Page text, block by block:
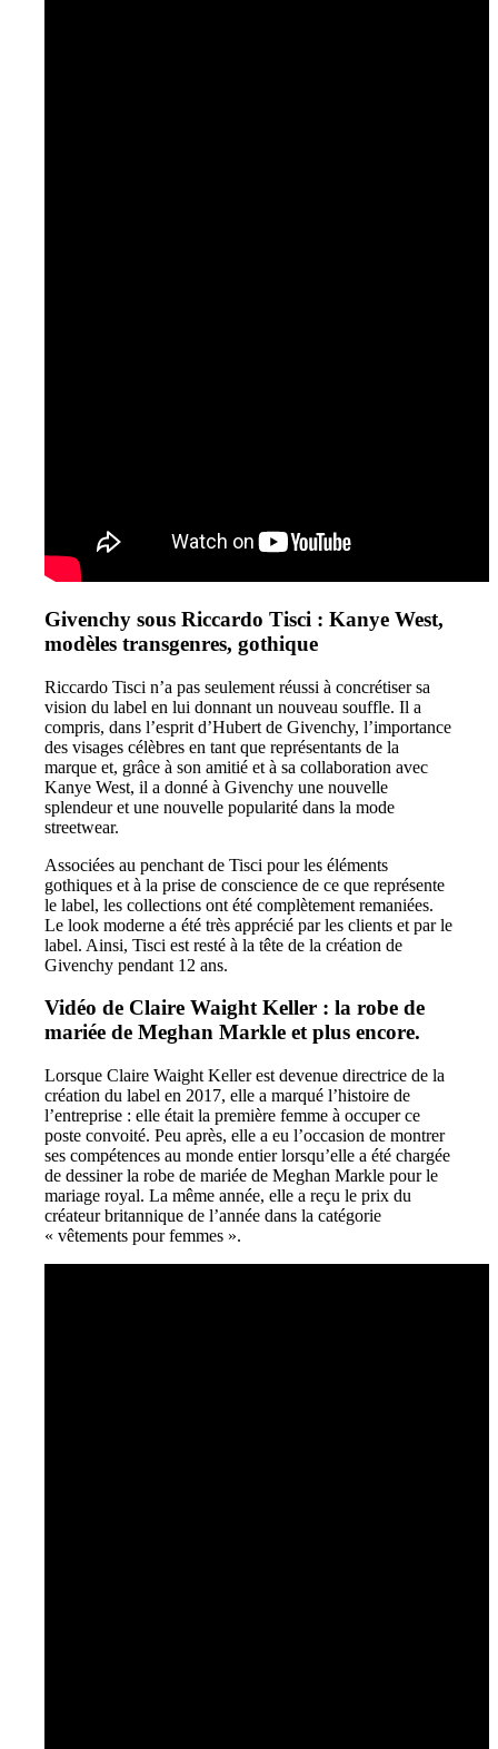
Givenchy sous Riccardo Tisci : Kanye West,
modèles transgenres, gothique
Riccardo Tisci n’a pas seulement réussi à concrétiser sa
vision du label en lui donnant un nouveau souffle. Il a
compris, dans l’esprit d’Hubert de Givenchy, l’importance
des visages célèbres en tant que représentants de la
marque et, grâce à son amitié et à sa collaboration avec
Kanye West, il a donné à Givenchy une nouvelle
splendeur et une nouvelle popularité dans la mode
streetwear.
Associées au penchant de Tisci pour les éléments
gothiques et à la prise de conscience de ce que représente
le label, les collections ont été complètement remaniées.
Le look moderne a été très apprécié par les clients et par le
label. Ainsi, Tisci est resté à la tête de la création de
Givenchy pendant 12 ans.
Vidéo de Claire Waight Keller : la robe de
mariée de Meghan Markle et plus encore.
Lorsque Claire Waight Keller est devenue directrice de la
création du label en 2017, elle a marqué l’histoire de
l’entreprise : elle était la première femme à occuper ce
poste convoité. Peu après, elle a eu l’occasion de montrer
ses compétences au monde entier lorsqu’elle a été chargée
de dessiner la robe de mariée de Meghan Markle pour le
mariage royal. La même année, elle a reçu le prix du
créateur britannique de l’année dans la catégorie
« vêtements pour femmes ».